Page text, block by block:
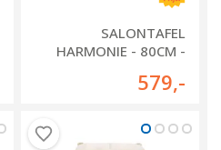
SALONTAFEL
HARMONIE - 80CM -
579,-